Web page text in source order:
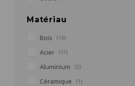
Matériau
Bois (10)
Acier (17)
Aluminium (2)
Céramique (1)